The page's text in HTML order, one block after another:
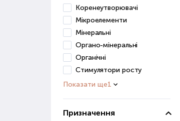
Коренеутворювачі
Мікроелементи
Мінеральні
Органо-мінеральні
Органічні
Стимулятори росту
Показати ще1
Призначення